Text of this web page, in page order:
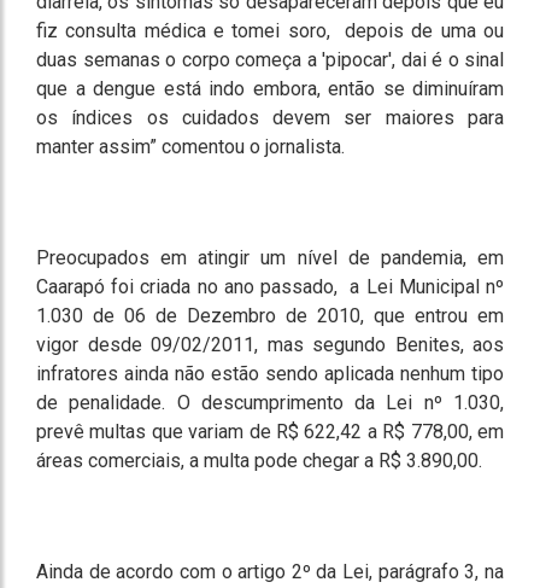
fiz consulta médica e tomei soro, depois de uma ou
duas semanas o corpo começa a 'pipocar', dai é o sinal
que a dengue está indo embora, então se diminuíram
os índices os cuidados devem ser maiores para
manter assim” comentou o jornalista.
Preocupados em atingir um nível de pandemia, em
Caarapó foi criada no ano passado, a Lei Municipal nº
1.030 de 06 de Dezembro de 2010, que entrou em
vigor desde 09/02/2011, mas segundo Benites, aos
infratores ainda não estão sendo aplicada nenhum tipo
de penalidade. O descumprimento da Lei nº 1.030,
prevê multas que variam de R$ 622,42 a R$ 778,00, em
áreas comerciais, a multa pode chegar a R$ 3.890,00.
Ainda de acordo com o artigo 2º da Lei, parágrafo 3, na